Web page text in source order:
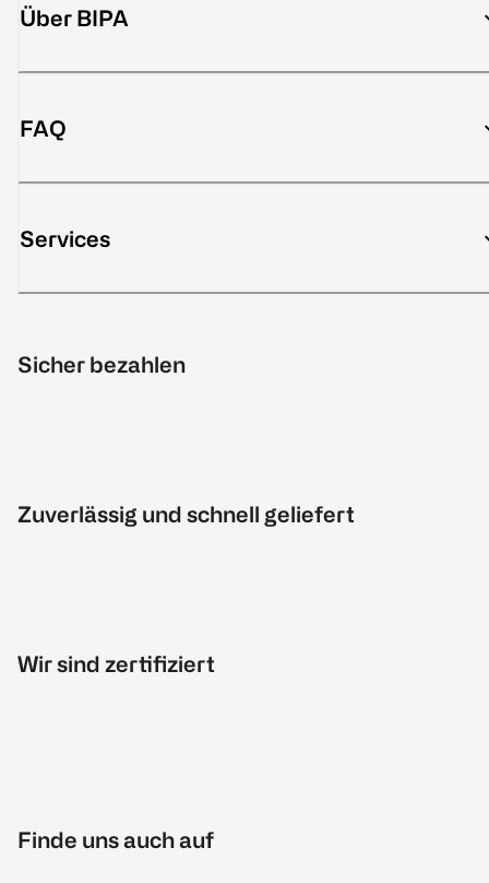
Über BIPA
FAQ
Services
Sicher bezahlen
Zuverlässig und schnell geliefert
Wir sind zertifiziert
Finde uns auch auf